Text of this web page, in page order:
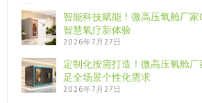
智能科技赋能！微高压氧舱厂
智慧氧疗新体验
2026年7月27日
定制化按需打造！微高压氧舱
足全场景个性化需求
2026年7月27日